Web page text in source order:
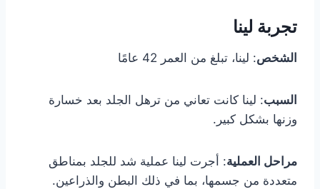
تجربة لينا
الشخص: لينا، تبلغ من العمر 42 عامًا
السبب: لينا كانت تعاني من ترهل الجلد بعد خسارة
وزنها بشكل كبير.
مراحل العملية: أجرت لينا عملية شد للجلد بمناطق
متعددة من جسمها، بما في ذلك البطن والذراعين.